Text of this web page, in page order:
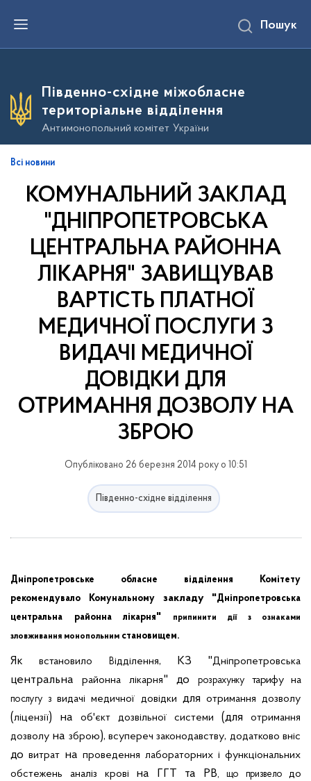
е
о
о
в
Пошук
Південно-східне міжобласне
територіальне відділення
Антимонопольний комітет України
Всі новини
КОМУНАЛЬНИЙ ЗАКЛАД
"ДНІПРОПЕТРОВСЬКА
ЦЕНТРАЛЬНА РАЙОННА
ЛІКАРНЯ" ЗАВИЩУВАВ
ВАРТІСТЬ ПЛАТНОЇ
МЕДИЧНОЇ ПОСЛУГИ З
ВИДАЧІ МЕДИЧНОЇ
ДОВІДКИ ДЛЯ
ОТРИМАННЯ ДОЗВОЛУ НА
ЗБРОЮ
Опубліковано 26 березня 2014 року о 10:51
Південно-східне відділення
Дніпропетровське обласне відділення
Комітету
рекомендувало
Комунальному закладу "Дніпропетровська
центральна
районна лікарня" припинити дії з ознаками
зловживання монопольним становищем.
Яквстановило Відділення, КЗ "Дніпропетровська
центральна районна лікарня" до розрахункутарифу на
послугу з видачі медичної довідки для отримання дозволу
(ліцензії) на об'єкт дозвільної системи (для отримання
дозволу на зброю),всупереч законодавству, додатково вніс
до витрат на проведення лабораторних і функціональних
обстежень
аналіз крові на ГГТ та РВ, що призвело до